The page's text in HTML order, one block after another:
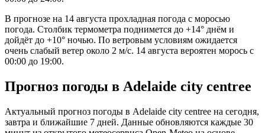
В прогнозе на 14 августа прохладная погода с моросью
погода. Столбик термометра поднимется до +14° днём и
дойдёт до +10° ночью. По ветровым условиям ожидается
очень слабый ветер около 2 м/с. 14 августа вероятен морось с
00:00 до 19:00.
Прогноз погоды в Adelaide city centreе
Актуальный прогноз погоды в Adelaide city centreе на сегодня,
завтра и ближайшие 7 дней. Данные обновляются каждые 30